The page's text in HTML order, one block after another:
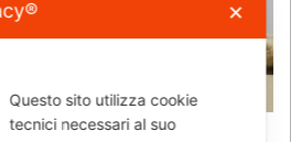
19/03/2018
✕
Questo sito utilizza cookie
tecnici necessari al suo